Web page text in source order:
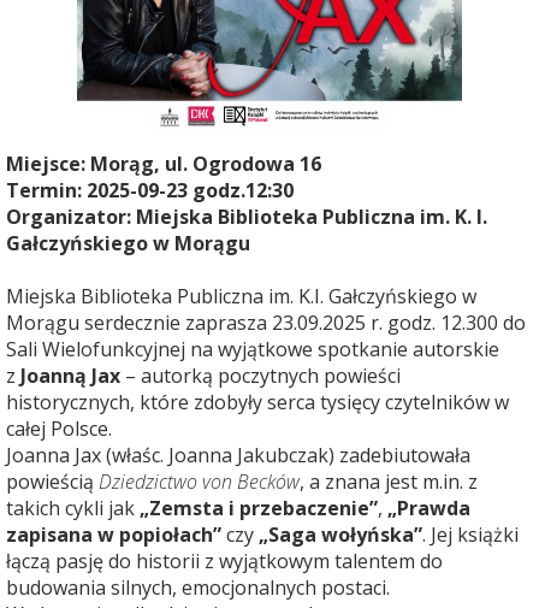
Miejsce: Morąg, ul. Ogrodowa 16
Termin: 2025-09-23 godz.12:30
Organizator: Miejska Biblioteka Publiczna im. K. I.
Gałczyńskiego w Morągu
Miejska Biblioteka Publiczna im. K.I. Gałczyńskiego w
Morągu serdecznie zaprasza 23.09.2025 r. godz. 12.300 do
Sali Wielofunkcyjnej na wyjątkowe spotkanie autorskie
z Joanną Jax – autorką poczytnych powieści
historycznych, które zdobyły serca tysięcy czytelników w
całej Polsce.
Joanna Jax (właśc. Joanna Jakubczak) zadebiutowała
powieścią Dziedzictwo von Becków, a znana jest m.in. z
takich cykli jak „Zemsta i przebaczenie”, „Prawda
zapisana w popiołach”czy „Saga wołyńska”. Jej książki
łączą pasję do historii z wyjątkowym talentem do
budowania silnych, emocjonalnych postaci.